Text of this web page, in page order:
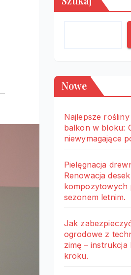
Nowe
Najlepsze
balkon w bloku:
niewymagające
Pielęgnacja
Renowacja desek
kompozytowych
sezonem letnim.
Jak
ogrodowe z
zimę –
kroku.